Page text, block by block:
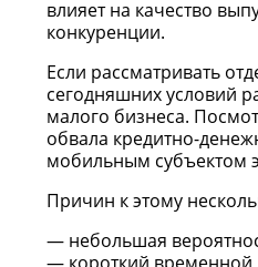
влияет на качество
конкуренции.
Если рассматривать
сегодняшних условий
малого бизнеса.
обвала кредитно-
мобильным субъектом
Причин к этому
небольшая